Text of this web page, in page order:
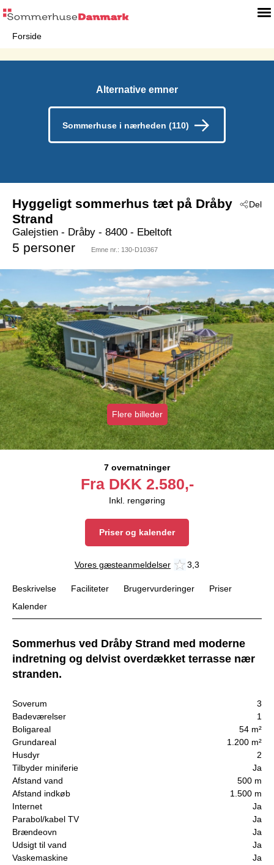
Forside
Alternative emner
Sommerhuse i nærheden (110)
Del
Hyggeligt sommerhus tæt på Dråby
Strand
Galejstien - Dråby - 8400 - Ebeltoft
5 personer Emne nr.: 130-D10367
Flere billeder
7 overnatninger
Fra DKK 2.580,-
Inkl. rengøring
Priser og kalender
Vores gæsteanmeldelser 3,3
Beskrivelse Faciliteter Brugervurderinger
Priser
Kalender
Sommerhus ved Dråby Strand med moderne
indretning og delvist overdækket terrasse nær
stranden.
Soverum
3
Badeværelser
1
Boligareal
54 m²
Grundareal
1.200 m²
Husdyr
2
Tilbyder miniferie
Ja
Afstand vand
500 m
Afstand indkøb
1.500 m
Internet
Ja
Parabol/kabel TV
Ja
Brændeovn
Ja
Udsigt til vand
Ja
Vaskemaskine
Ja